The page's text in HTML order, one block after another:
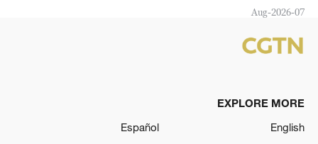
07-Aug-2026
EXPLORE MORE
English
Español